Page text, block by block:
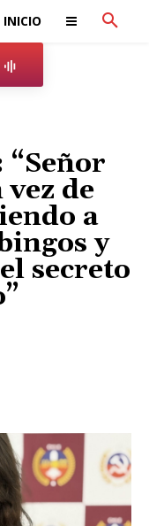
INICIO
de
a
y
secreto